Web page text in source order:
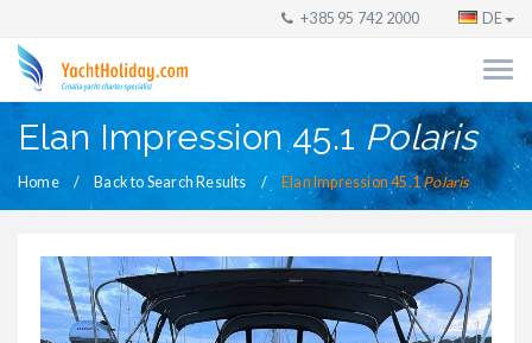
+385 95 742 2000 DE
Elan Impression 45.1 Polaris
Home Back to Search Results Elan Impression 45.1Polaris